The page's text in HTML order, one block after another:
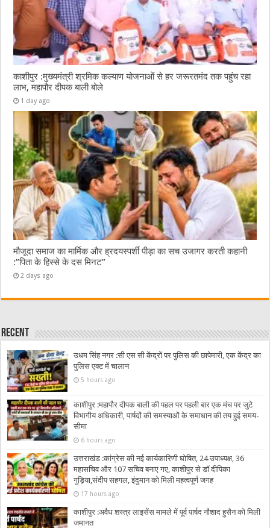
काशीपुर :मुख्यमंत्री श्रमिक कल्याण योजनाओं से हर जरूरतमंद तक पहुंच रहा
लाभ, महापौर दीपक बाली बोले
1 day ago
मौजूदा समाज का मार्मिक और ह्रदयस्पर्शी पीड़ा का सच उजागर करती कहानी
:”पिता के हिस्से के दस मिनट”
2 days ago
Recent
उधम सिंह नगर :सी एस सी केंद्रों पर पुलिस की छापेमारी, एक केंद्र का
पुलिस एक्ट में चालान
5 hours ago
काशीपुर :महापौर दीपक बाली की पहल पर पहली बार एक मंच पर जुटे
विभागीय अधिकारी, पार्षदों की समस्याओं के समाधान की तय हुई समय-
सीमा
6 hours ago
उत्तराखंड :कांग्रेस की नई कार्यकारिणी घोषित, 24 उपाध्यक्ष, 36
महासचिव और 107 सचिव बनाए गए, काशीपुर से डॉ दीपिका
गुड़िया,संदीप सहगल, इंदुमान को मिली महत्वपूर्ण जगह
17 hours ago
काशीपुर :अवैध शस्त्र लाइसेंस मामले में पूर्व पार्षद नौशाद हुसैन को मिली
जमानत